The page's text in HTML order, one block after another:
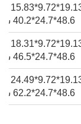
بوصة
48.6*24.7*40.2 سم
بوصة
48.6*24.7*46.5 سم
بوصة
48.6*24.7*62.2 سم